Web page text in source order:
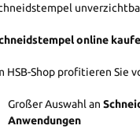
online
HSB-Shop profitieren Sie
Großer Auswahl an
Anwendungen